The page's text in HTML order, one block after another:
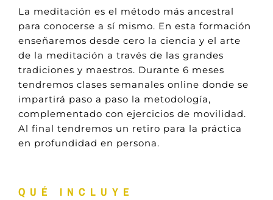
La meditación es el método más ancestral
para conocerse a sí mismo. En esta formación
enseñaremos desde cero la ciencia y el arte
de la meditación a través de las grandes
tradiciones y maestros. Durante 6 meses
tendremos clases semanales online donde se
impartirá paso a paso la metodología,
complementado con ejercicios de movilidad.
Al final tendremos un retiro para la práctica
en profundidad en persona.
QUÉ INCLUYE